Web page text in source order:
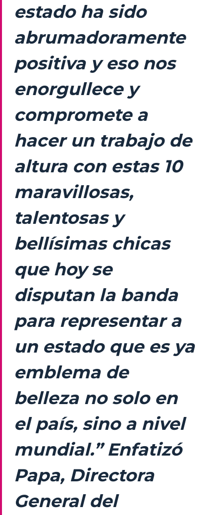
estado ha sido
abrumadoramente
positiva y eso nos
enorgullece y
compromete a
hacer un trabajo de
altura con estas 10
maravillosas,
talentosas y
bellísimas chicas
que hoy se
disputan la banda
para representar a
un estado que es ya
emblema de
belleza no solo en
el país, sino a nivel
mundial.” Enfatizó
Papa, Directora
General del